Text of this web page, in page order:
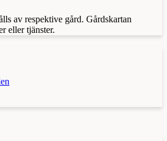
av respektive gård. Gårdskartan
eller tjänster.